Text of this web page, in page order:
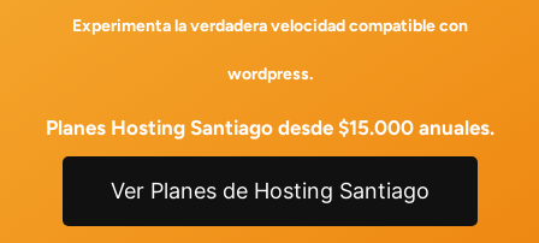
Experimenta la verdadera velocidad compatible con
wordpress.
Planes Hosting Santiago desde $15.000 anuales.
Ver Planes de Hosting Santiago